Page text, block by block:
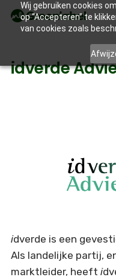
Wij gebruiken cookies
op “Accepteren” te
van cookies zoals
idverde
idverde is een
Als landelijke partij,
marktleider, heeft i